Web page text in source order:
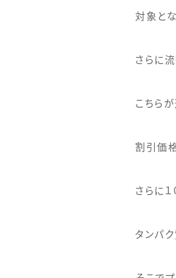
対象と
さらに
こちらが
割引価格
さらに
タンパ